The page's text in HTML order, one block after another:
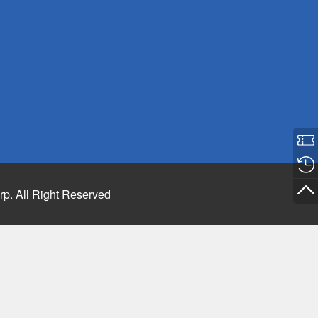
All Right Reserved